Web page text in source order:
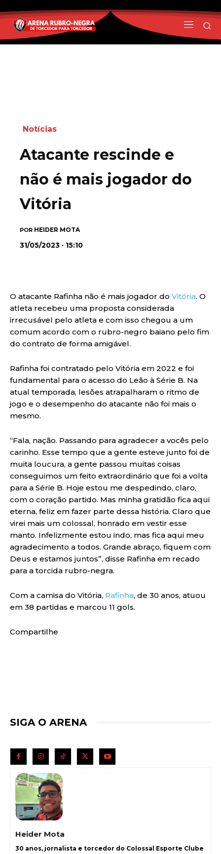
Notícias
Atacante rescinde e
não é mais jogador do
Vitória
POR HEIDER MOTA
31/05/2023 · 15:10
O atacante Rafinha não é mais jogador do Vitória. O
atleta recebeu uma proposta considerada
irrecusável pelo atleta e com isso chegou a um
comum acordo com o rubro-negro baiano pelo fim
do contrato de forma amigável.
Rafinha foi contratado pelo Vitória em 2022 e foi
fundamental para o acesso do Leão à Série B. Na
atual temporada, lesões atrapalharam o ritmo de
jogo e o desempenho do atacante não foi mais o
mesmo.
“Fala, nação. Passando para agradecer a vocês pelo
carinho. Esse tempo que a gente esteve junto foi de
muita loucura, a gente passou muitas coisas
conseguimos um feito extraordinário que foi a volta
para a Série B. Hoje estou me despedindo, claro,
com o coração partido. Mas minha gratidão fica aqui
eterna, feliz em fazer parte dessa história. Claro que
virei mais um colossal, honrado em vestir esse
manto. Infelizmente estou indo, mas fica aqui meu
agradecimento a todos. Grande abraço, fiquem com
Deus e estamos juntos”, disse Rafinha em recado
para a torcida rubro-negra.
Com a camisa do Vitória, Rafinha, de 30 anos, atuou
em 38 partidas e marcou 11 gols.
Compartilhe
SIGA O ARENA
Heider Mota
30 anos, jornalista e torcedor do Colossal Esporte Clube